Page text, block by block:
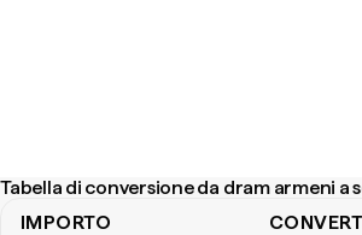
Tabella di conversione da dram armeni a
IMPORTO